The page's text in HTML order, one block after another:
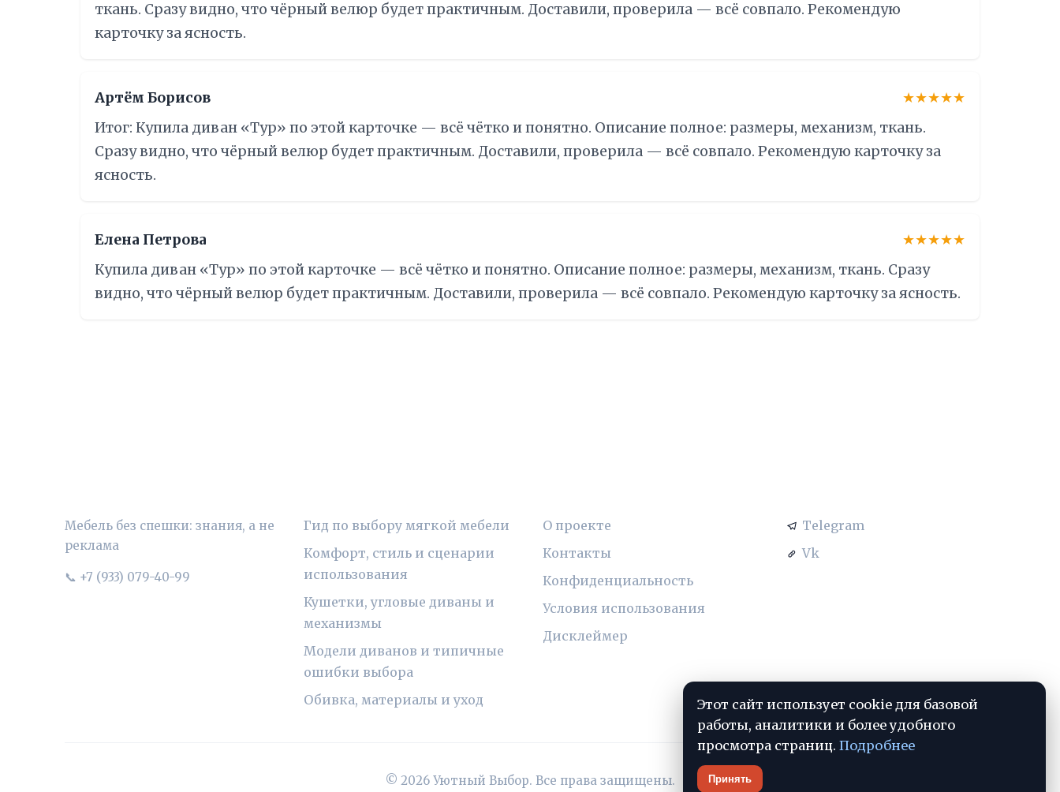
ткань. Сразу видно, что чёрный велюр будет практичным. Доставили, проверила — всё совпало. Рекомендую
карточку за ясность.
Артём Борисов
★★★★★
Итог: Купила диван «Тур» по этой карточке — всё чётко и понятно. Описание полное: размеры, механизм, ткань.
Сразу видно, что чёрный велюр будет практичным. Доставили, проверила — всё совпало. Рекомендую карточку за
ясность.
Елена Петрова
★★★★★
Купила диван «Тур» по этой карточке — всё чётко и понятно. Описание полное: размеры, механизм, ткань. Сразу
видно, что чёрный велюр будет практичным. Доставили, проверила — всё совпало. Рекомендую карточку за ясность.
Мебель без спешки: знания, а не
реклама
📞 +7 (933) 079-40-99
Гид по выбору мягкой мебели
Комфорт, стиль и сценарии
использования
Кушетки, угловые диваны и
механизмы
Модели диванов и типичные
ошибки выбора
Обивка, материалы и уход
О проекте
Контакты
Конфиденциальность
Условия использования
Дисклеймер
Telegram
Vk
© 2026 Уютный Выбор. Все права защищены.
Этот сайт использует cookie для базовой
работы, аналитики и более удобного
просмотра страниц. Подробнее
Принять